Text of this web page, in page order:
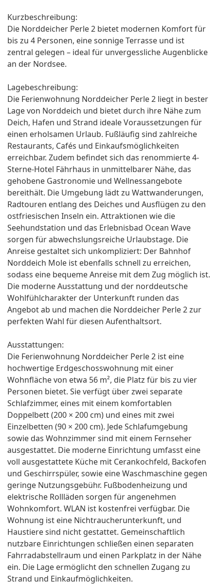
Kurzbeschreibung:
Die Norddeicher Perle 2 bietet modernen Komfort für
bis zu 4 Personen, eine sonnige Terrasse und ist
zentral gelegen – ideal für unvergessliche Augenblicke
an der Nordsee.
Lagebeschreibung:
Die Ferienwohnung Norddeicher Perle 2 liegt in bester
Lage von Norddeich und bietet durch ihre Nähe zum
Deich, Hafen und Strand ideale Voraussetzungen für
einen erholsamen Urlaub. Fußläufig sind zahlreiche
Restaurants, Cafés und Einkaufsmöglichkeiten
erreichbar. Zudem befindet sich das renommierte 4-
Sterne-Hotel Fährhaus in unmittelbarer Nähe, das
gehobene Gastronomie und Wellnessangebote
bereithält. Die Umgebung lädt zu Wattwanderungen,
Radtouren entlang des Deiches und Ausflügen zu den
ostfriesischen Inseln ein. Attraktionen wie die
Seehundstation und das Erlebnisbad Ocean Wave
sorgen für abwechslungsreiche Urlaubstage. Die
Anreise gestaltet sich unkompliziert: Der Bahnhof
Norddeich Mole ist ebenfalls schnell zu erreichen,
sodass eine bequeme Anreise mit dem Zug möglich ist.
Die moderne Ausstattung und der norddeutsche
Wohlfühlcharakter der Unterkunft runden das
Angebot ab und machen die Norddeicher Perle 2 zur
perfekten Wahl für diesen Aufenthaltsort.
Ausstattungen:
Die Ferienwohnung Norddeicher Perle 2 ist eine
hochwertige Erdgeschosswohnung mit einer
Wohnfläche von etwa 56 m², die Platz für bis zu vier
Personen bietet. Sie verfügt über zwei separate
Schlafzimmer, eines mit einem komfortablen
Doppelbett (200 × 200 cm) und eines mit zwei
Einzelbetten (90 × 200 cm). Jede Schlafumgebung
sowie das Wohnzimmer sind mit einem Fernseher
ausgestattet. Die moderne Einrichtung umfasst eine
voll ausgestattete Küche mit Cerankochfeld, Backofen
und Geschirrspüler, sowie eine Waschmaschine gegen
geringe Nutzungsgebühr. Fußbodenheizung und
elektrische Rollläden sorgen für angenehmen
Wohnkomfort. WLAN ist kostenfrei verfügbar. Die
Wohnung ist eine Nichtraucherunterkunft, und
Haustiere sind nicht gestattet. Gemeinschaftlich
nutzbare Einrichtungen schließen einen separaten
Fahrradabstellraum und einen Parkplatz in der Nähe
ein. Die Lage ermöglicht den schnellen Zugang zu
Strand und Einkaufmöglichkeiten.